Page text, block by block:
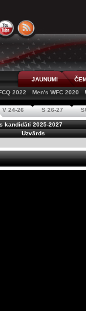
JAUNUMI
2022 Men's WFC 2020
V 24-26 S 26-27
kandidāti 2025-2027
Uzvārds